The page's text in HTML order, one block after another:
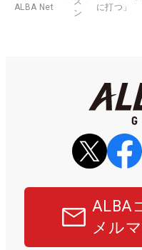
ALBA Net
ン
に打つ」
ALBA
メル